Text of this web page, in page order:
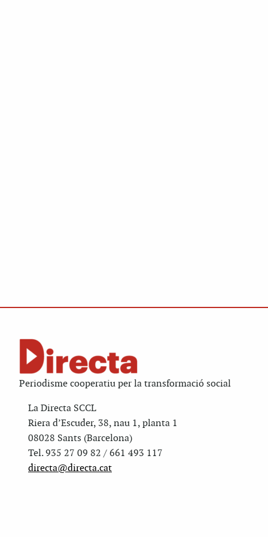
Periodisme cooperatiu per la transformació social
La Directa SCCL
Riera d’Escuder, 38, nau 1, planta 1
08028 Sants (Barcelona)
Tel. 935 27 09 82 / 661 493 117
directa@directa.cat